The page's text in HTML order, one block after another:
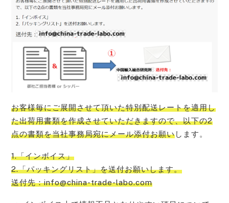
お客様毎にご展開させて頂いた特別配送レートを適用し
た出荷用書類を作成させていただきますので、以下の2
点の書類を当社事務局宛にメール添付お願いします。
1.「インボイス」
2.「パッキングリスト」を送付お願いします。
送付先：info@china-trade-labo.com